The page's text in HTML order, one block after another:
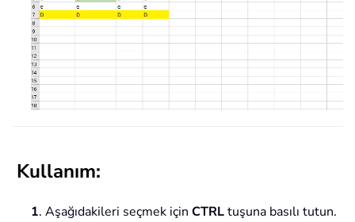
Kullanım:
1. Aşağıdakileri seçmek için CTRLtuşuna basılı tutun.